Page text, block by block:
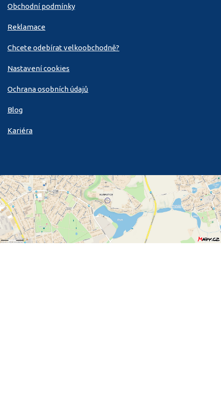
Obchodní podmínky
Reklamace
Chcete odebírat velkoobchodně?
Nastavení cookies
Ochrana osobních údajů
Blog
Kariéra